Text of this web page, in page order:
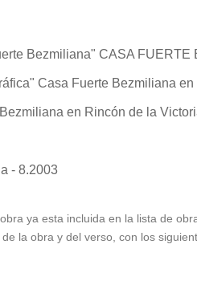
Bezmiliana" CASA FUERTE
Casa Fuerte Bezmiliana
en Rincón de la
- 8.2003
ya esta incluida en la lista de
la obra y del verso, con los